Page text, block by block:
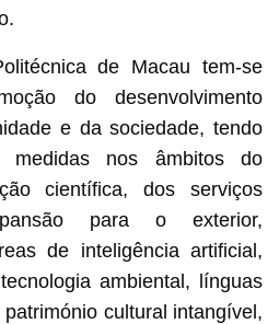
de Macau tem-se
do desenvolvimento
e da sociedade, tendo
medidas nos âmbitos do
científica, dos serviços
para o exterior,
de inteligência artificial,
ambiental, línguas
cultural intangível,